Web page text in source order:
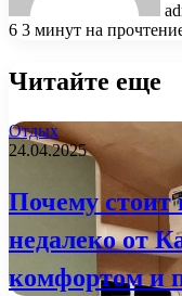
6 3 минут на
Читайте еще
Отдых
24.04.2025
Почему стоит
недалеко от
комфортом и